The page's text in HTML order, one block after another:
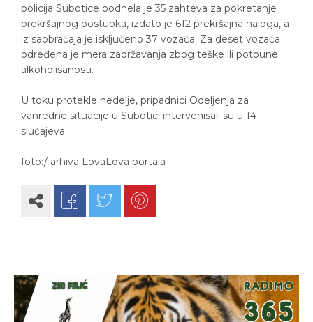
policija Subotice podnela je 35 zahteva za pokretanje
prekršajnog postupka, izdato je 612 prekršajna naloga, a
iz saobraćaja je isključeno 37 vozača. Za deset vozača
određena je mera zadržavanja zbog teške ili potpune
alkoholisanosti.
U toku protekle nedelje, pripadnici Odeljenja za
vanredne situacije u Subotici intervenisali su u 14
slučajeva.
foto:/ arhiva LovaLova portala